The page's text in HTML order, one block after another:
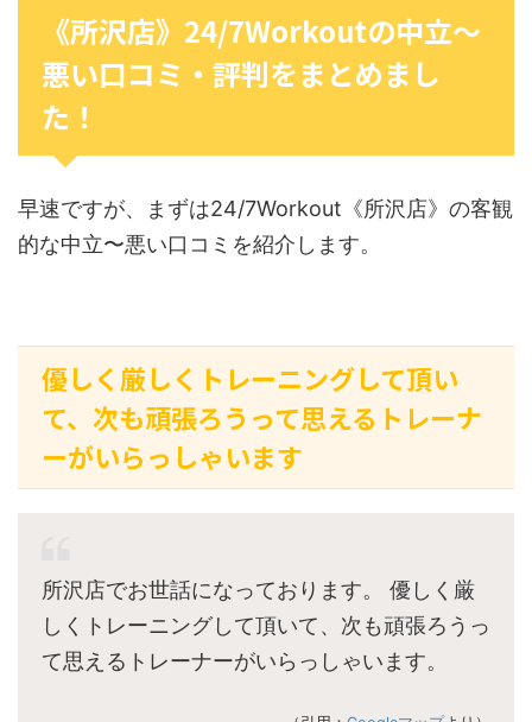
《所沢店》24/7Workoutの中立〜
悪い口コミ・評判をまとめまし
た！
早速ですが、まずは24/7Workout《所沢店》の客観
的な中立〜悪い口コミを紹介します。
優しく厳しくトレーニングして頂い
て、次も頑張ろうって思えるトレーナ
ーがいらっしゃいます
所沢店でお世話になっております。 優しく厳
しくトレーニングして頂いて、次も頑張ろうっ
て思えるトレーナーがいらっしゃいます。